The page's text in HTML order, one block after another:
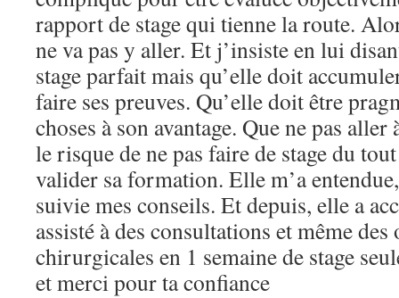
rapport de stage qui tienne la route.
ne va pas y aller. Et j’insiste en lui
stage parfait mais qu’elle doit
faire ses preuves. Qu’elle doit être
choses à son avantage. Que ne pas aller
le risque de ne pas faire de stage du
valider sa formation. Elle m’a
suivie mes conseils. Et depuis, elle a
assisté à des consultations et même
chirurgicales en 1 semaine de stage
et merci pour ta confiance